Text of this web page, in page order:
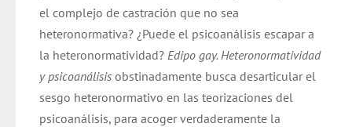
el complejo de castración que no sea
heteronormativa? ¿Puede el psicoanálisis escapar a
la heteronormatividad? Edipo gay. Heteronormatividad
y psicoanálisis obstinadamente busca desarticular el
sesgo heteronormativo en las teorizaciones del
psicoanálisis, para acoger verdaderamente la